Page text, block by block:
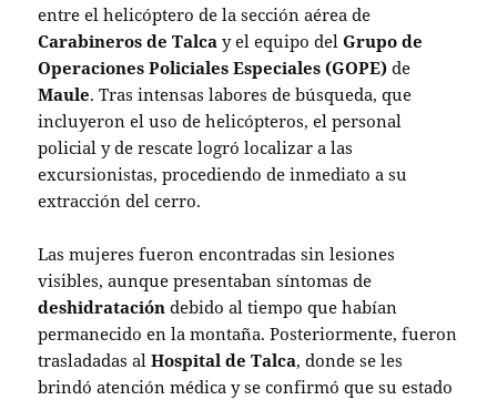
entre el helicóptero de la sección aérea de
Carabineros de Talca y el equipo delGrupo de
Operaciones Policiales Especiales (GOPE) de
Maule. Tras intensas labores de búsqueda, que
incluyeron el uso de helicópteros, el personal
policial y de rescate logró localizar a las
excursionistas, procediendo de inmediato a su
extracción del cerro.
Las mujeres fueron encontradas sin lesiones
visibles, aunque presentaban síntomas de
deshidratación debido al tiempo que habían
permanecido en la montaña. Posteriormente, fueron
trasladadas alHospital de Talca, donde se les
brindó atención médica y se confirmó que su estado